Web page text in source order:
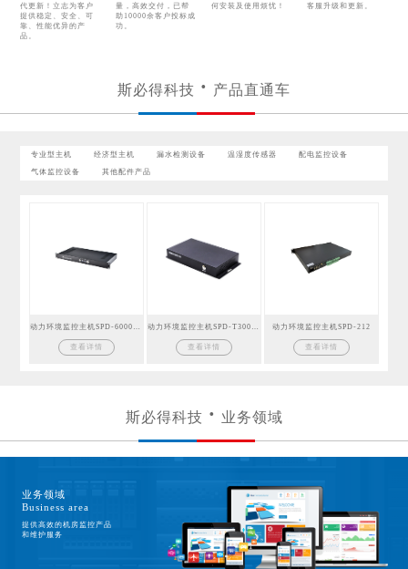
代更新！立志为客户
提供稳定、安全、可
靠、性能优异的产
品。
量，高效交付，已帮
助10000余客户投标成
功。
何安装及使用烦忧！
客服升级和更新。
斯必得科技 产品直通车
专业型主机 经济型主机 漏水检测设备 温湿度传感器 配电监控设备
气体监控设备 其他配件产品
查看详情 查看详情
动力环境监控主机SPD-212
查看详情
斯必得科技 业务领域
业务领域
Business area
提供高效的机房监控产品
和维护服务